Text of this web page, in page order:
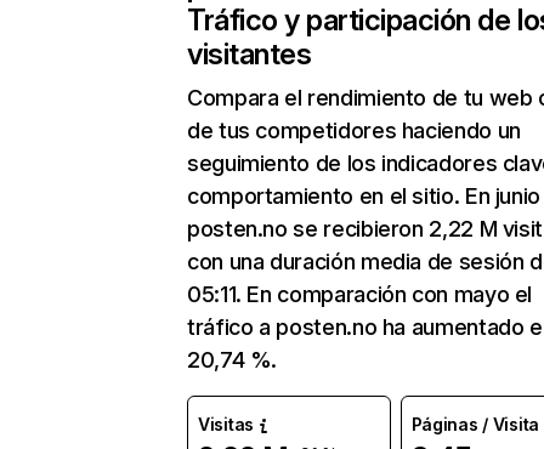
Tráfico y participación de
visitantes
Compara el rendimiento de tu web
de tus competidores haciendo un
seguimiento de los indicadores
comportamiento en el sitio. En junio
posten.no se recibieron 2,22 M
con una duración media de sesión
05:11. En comparación con mayo el
tráfico a posten.no ha aumentado
20,74 %.
Visitas Páginas / Visita